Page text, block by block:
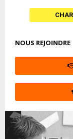
NOUS REJOINDRE